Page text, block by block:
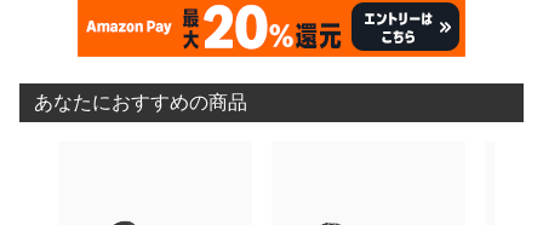
あなたにおすすめの商品